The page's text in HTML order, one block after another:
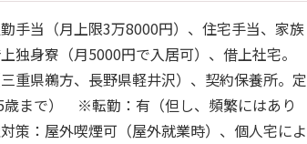
手当（月上限3万8000円）、住宅手当、家族
独身寮（月5000円で入居可）、借上社宅。
重県鵜方、長野県軽井沢）、契約保養所。定
歳まで） ※転勤：有（但し、頻繁にはあり
：屋外喫煙可（屋外就業時）、個人宅によ